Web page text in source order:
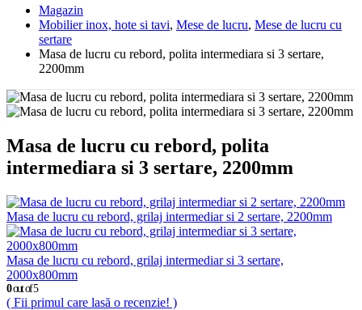
Magazin
Mobilier inox, hote si tavi, Mese de lucru, Mese de lucru cu
sertare
Masa de lucru cu rebord, polita intermediara si 3 sertare,
2200mm
Masa de lucru cu rebord, polita
intermediara si 3 sertare, 2200mm
Masa de lucru cu rebord, grilaj intermediar si 2 sertare, 2200mm
Masa de lucru cu rebord, grilaj intermediar si 3 sertare,
2000x800mm
0out of 5
( Fii primul care lasă o recenzie! )